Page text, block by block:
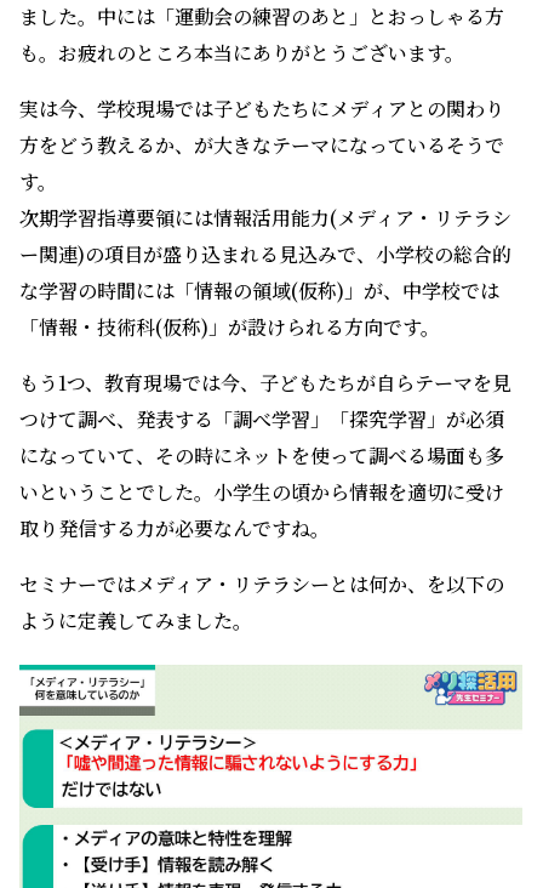
ました。中には「運動会の練習のあと」とおっしゃる方
も。お疲れのところ本当にありがとうございます。
実は今、学校現場では子どもたちにメディアとの関わり
方をどう教えるか、が大きなテーマになっているそうで
す。
次期学習指導要領には情報活用能力(メディア・リテラシ
ー関連)の項目が盛り込まれる見込みで、小学校の総合的
な学習の時間には「情報の領域(仮称)」が、中学校では
「情報・技術科(仮称)」が設けられる方向です。
もう1つ、教育現場では今、子どもたちが自らテーマを見
つけて調べ、発表する「調べ学習」「探究学習」が必須
になっていて、その時にネットを使って調べる場面も多
いということでした。小学生の頃から情報を適切に受け
取り発信する力が必要なんですね。
セミナーではメディア・リテラシーとは何か、を以下の
ように定義してみました。